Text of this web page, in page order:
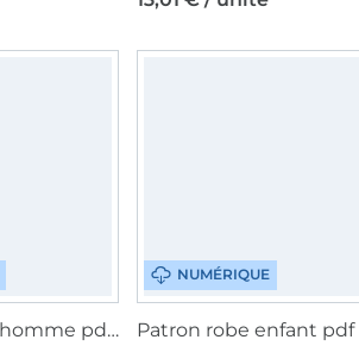
Patron shorts homme pdf Fadenkäfer, en allemand
NUMÉRIQUE